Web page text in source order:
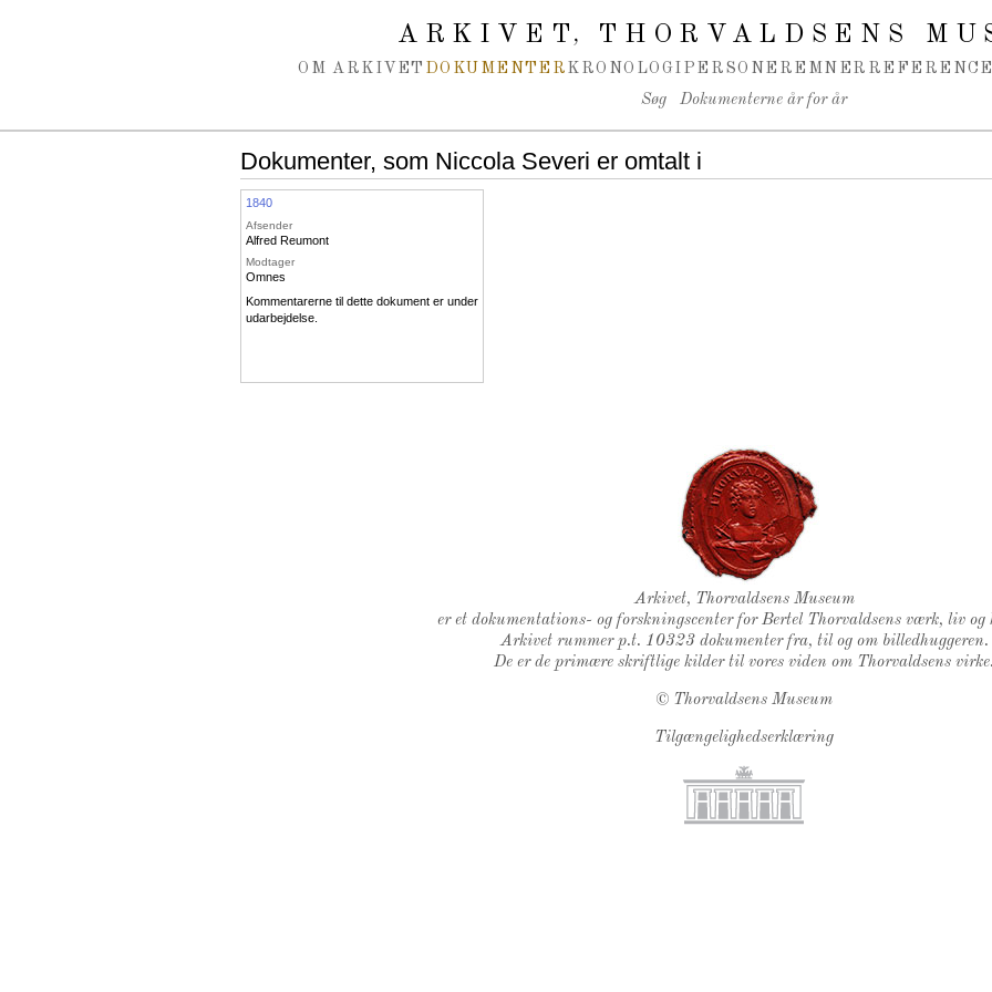
ARKIVET, THORVALDSENS
OM ARKIVET DOKUMENTER KRONOLOGI PERSONER EMNER
Søg Dokumenterne år for år
Dokumenter, som Niccola Severi er omtalt i
1840
Afsender
Alfred Reumont
Modtager
Omnes
Kommentarerne til dette dokument er under
udarbejdelse.
Thorvaldsens Segl
Arkivet, Thorvaldsens Museum
er et dokumentations- og forskningscenter for Bertel Thorvaldsens værk, liv og
Arkivet rummer p.t. 10323 dokumenter fra, til og om billedhuggeren.
De er de primære skriftlige kilder til vores viden om Thorvaldsens virke.
© Thorvaldsens Museum
Tilgængelighedserklæring